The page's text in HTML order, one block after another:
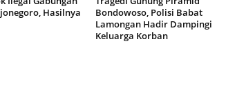
Hasilnya
Bondowoso, Polisi Babat
Lamongan Hadir Dampingi
Keluarga Korban